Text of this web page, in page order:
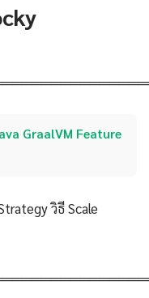
GraalVM Feature
วิธี Scale